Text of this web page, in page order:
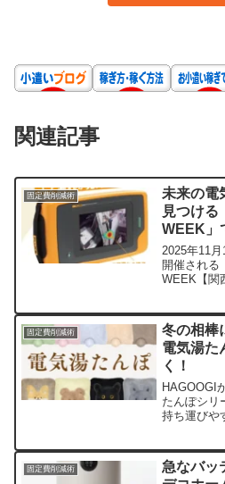
関連記事
固定費削減術
未来の電
見つける
WEEK」
ト！
2025年11
開催される
WEEK【関
らワイヤレ
削減アイデ
待っていま
固定費削減術
冬の相棒
電気湯た
く！
HAGOOGI
たんぽシリ
持ち運びや
過ごせます
固定費削減術
急なバッ